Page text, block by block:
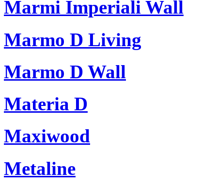
Marmi Imperiali Wall
Marmo D Living
Marmo D Wall
Materia D
Maxiwood
Metaline